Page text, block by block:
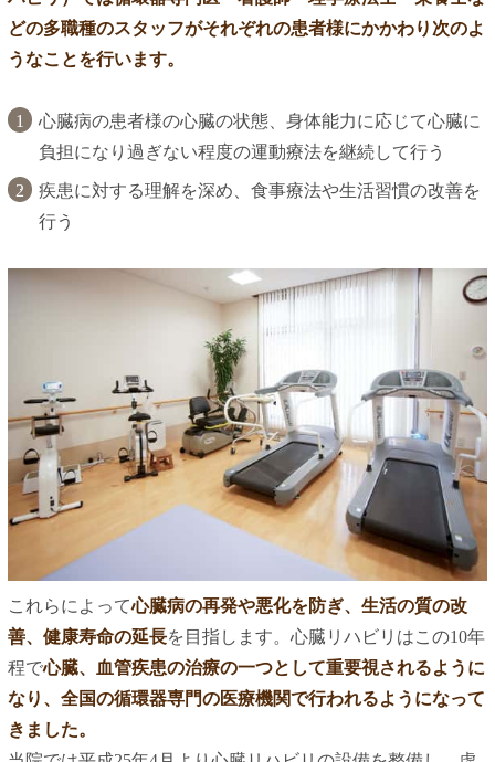
どの多職種のスタッフがそれぞれの患者様にかかわり次のよ
うなことを行います。
心臓病の患者様の心臓の状態、身体能力に応じて心臓に
負担になり過ぎない程度の運動療法を継続して行う
疾患に対する理解を深め、食事療法や生活習慣の改善を
行う
これらによって心臓病の再発や悪化を防ぎ、生活の質の改
善、健康寿命の延長を目指します。心臓リハビリはこの10年
程で心臓、血管疾患の治療の一つとして重要視されるように
なり、全国の循環器専門の医療機関で行われるようになって
きました。